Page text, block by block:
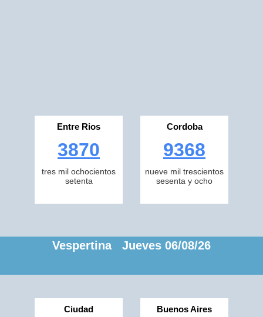
Entre Rios
3870
tres mil ochocientos
setenta
Cordoba
9368
nueve mil trescientos
sesenta y ocho
Vespertina Jueves 06/08/26
Ciudad Buenos Aires